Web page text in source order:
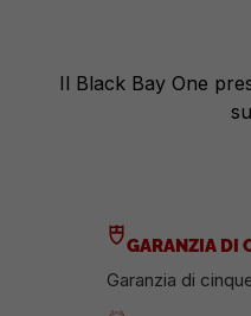
Il Black Bay One
GARANZIA DI
Garanzia di